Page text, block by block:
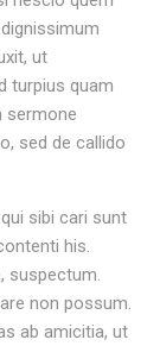
ut
turpius quam
sermone
sed de callido
sibi cari sunt
his.
suspectum.
non possum.
ab amicitia, ut